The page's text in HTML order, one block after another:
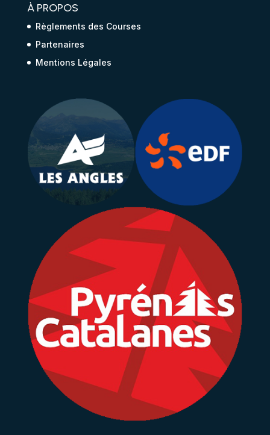
À PROPOS
Règlements des Courses
Partenaires
Mentions Légales